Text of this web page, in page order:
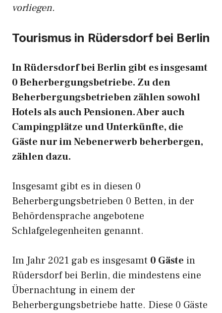
vorliegen.
Tourismus in Rüdersdorf bei Berlin
In Rüdersdorf bei Berlin gibt es insgesamt
0 Beherbergungsbetriebe. Zu den
Beherbergungsbetrieben zählen sowohl
Hotels als auch Pensionen. Aber auch
Campingplätze und Unterkünfte, die
Gäste nur im Nebenerwerb beherbergen,
zählen dazu.
Insgesamt gibt es in diesen 0
Beherbergungsbetrieben 0 Betten, in der
Behördensprache angebotene
Schlafgelegenheiten genannt.
Im Jahr 2021 gab es insgesamt 0 Gäste in
Rüdersdorf bei Berlin, die mindestens eine
Übernachtung in einem der
Beherbergungsbetriebe hatte. Diese 0 Gäste